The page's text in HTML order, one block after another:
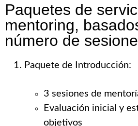
Paquetes de
mentoring,
número de
Paquete de Introducción:
3 sesiones de
Evaluación inicial y
objetivos